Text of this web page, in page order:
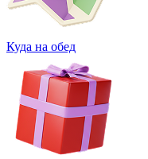
Куда на обед